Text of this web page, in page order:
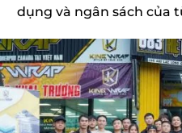
dụng và ngân sách của